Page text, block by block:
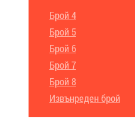
Брой 4
Брой 5
Брой 6
Брой 7
Брой 8
Извънреден брой